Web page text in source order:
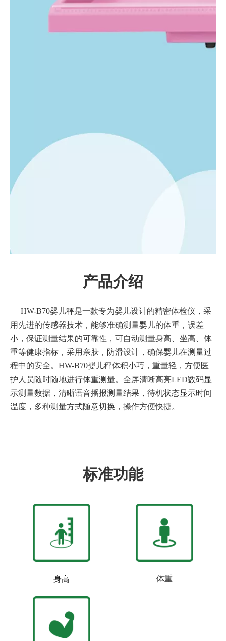
产品介绍
HW-B70婴儿秤是一款专为婴儿设计的精密体检仪，采
用先进的传感器技术，能够准确测量婴儿的体重，误差
小，保证测量结果的可靠性，可自动测量身高、坐高、体
重等健康指标，采用亲肤，防滑设计，确保婴儿在测量过
程中的安全。HW-B70婴儿秤体积小巧，重量轻，方便医
护人员随时随地进行体重测量。全屏清晰高亮LED数码显
示测量数据，清晰语音播报测量结果，待机状态显示时间
温度，多种测量方式随意切换，操作方便快捷。
标准功能
身高 体重